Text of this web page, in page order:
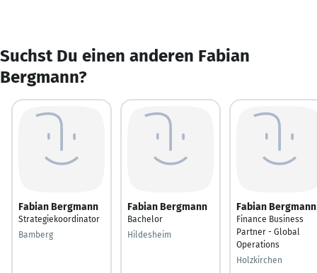
Suchst Du einen anderen Fabian
Bergmann?
Fabian Bergmann
Strategiekoordinator
Bamberg
Fabian Bergmann
Bachelor
Hildesheim
Fabian Bergmann
Finance Business
Partner - Global
Operations
Holzkirchen